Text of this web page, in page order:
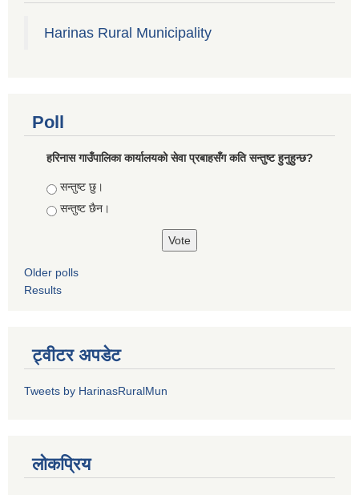
Harinas Rural Municipality
Poll
हरिनास गाउँपालिका कार्यालयको सेवा प्रबाहसँग कति सन्तुष्ट हुनुहुन्छ?
Choices
सन्तुष्ट छु।
सन्तुष्ट छैन।
Older polls
Results
ट्वीटर अपडेट
Tweets by HarinasRuralMun
लोकप्रिय